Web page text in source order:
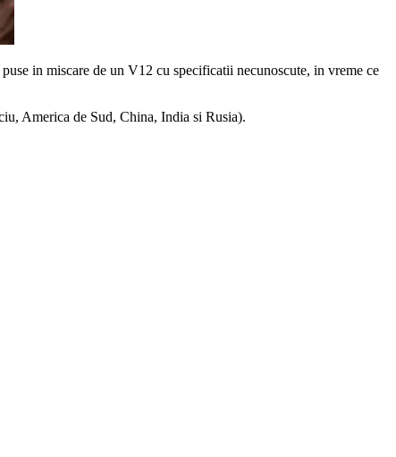
in miscare de un V12 cu specificatii necunoscute, in vreme ce
America de Sud, China, India si Rusia).